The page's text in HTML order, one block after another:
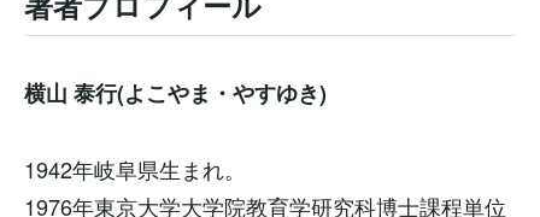
横山 泰行(よこやま・やすゆき)
1942年岐阜県生まれ。
1976年東京大学大学院教育学研究科博士課程単位